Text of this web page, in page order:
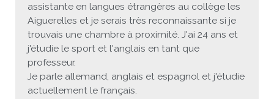
Atelier de chant
Formation professionnelle
Centre d’examens
Inscriptions et tarifs
Tandem linguistique
AbiBac
Point info
Volontariat écologique
Opportunités
Parcourir les annonces
Rédiger une annonce
Brieffreunde@correspondants
Classe@Klasse
Inscription pour les classes françaises
Inscription à notre newsletter
Maison de Montpellier
Réseau d’affaires
Liens utiles
assistante en langues étrangères au collège les
Aiguerelles et je serais très reconnaissante si je
trouvais une chambre à proximité. J'ai 24 ans et
j'étudie le sport et l'anglais en tant que
professeur.
Je parle allemand, anglais et espagnol et j'étudie
actuellement le français.